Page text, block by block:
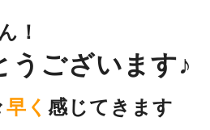
！
うございます♪
早く 感じてきます